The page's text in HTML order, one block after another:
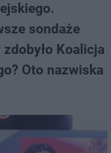
sondaże
Koalicja
Oto nazwiska